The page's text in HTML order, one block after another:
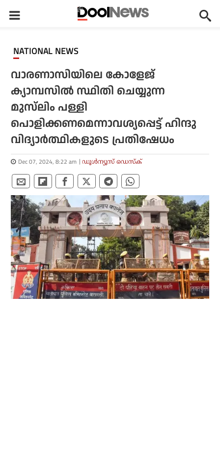
NATIONAL NEWS
വാരണാസിയിലെ കോളേജ്
ക്യാമ്പസില്‍ സ്ഥിതി ചെയ്യുന്ന
മുസ്‌ലിം പള്ളി
പൊളിക്കണമെന്നാവശ്യപ്പെട്ട് ഹിന്ദു
വിദ്യാര്‍ത്ഥികളുടെ പ്രതിഷേധം
Dec 07, 2024, 8:22 am ഡൂള്‍ന്യൂസ് ഡെസ്‌ക്